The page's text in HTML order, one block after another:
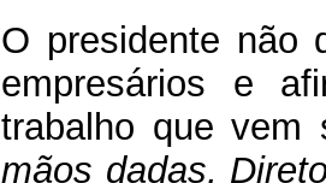
O presidente não
empresários e
trabalho que vem
mãos dadas,